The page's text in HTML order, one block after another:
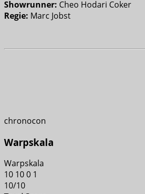
Showrunner: Cheo Hodari Coker
Regie: Marc Jobst
chronocon
Warpskala
Warpskala
10 100 1
10/10